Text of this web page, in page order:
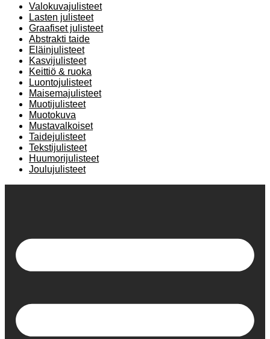
Valokuvajulisteet
Lasten julisteet
Graafiset julisteet
Abstrakti taide
Eläinjulisteet
Kasvijulisteet
Keittiö & ruoka
Luontojulisteet
Maisemajulisteet
Muotijulisteet
Muotokuva
Mustavalkoiset
Taidejulisteet
Tekstijulisteet
Huumorijulisteet
Joulujulisteet